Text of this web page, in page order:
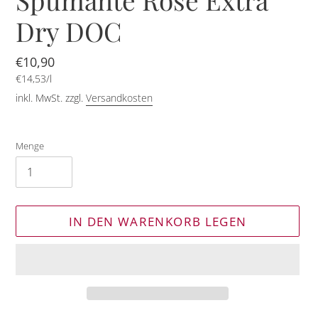
Dry DOC
Normaler
Preis
€10,90
Einzelpreis
€14,53/pro
l
inkl. MwSt. zzgl. Versandkosten
Menge
IN DEN WARENKORB LEGEN